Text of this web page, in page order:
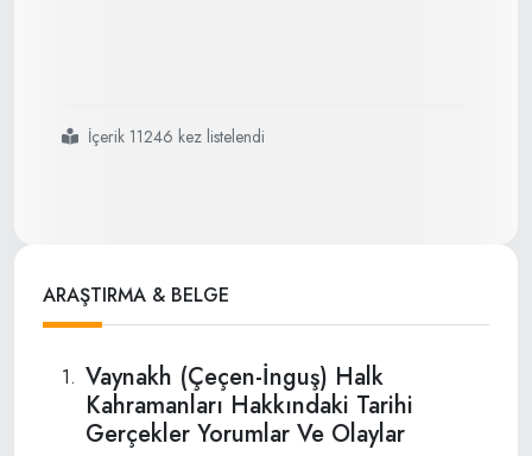
#ölüm
#evleriİçerik 11246 kez listelendi
ARAŞTIRMA & BELGE
Vaynakh (Çeçen-İnguş) Halk
Kahramanları Hakkındaki Tarihi
Gerçekler Yorumlar Ve Olaylar